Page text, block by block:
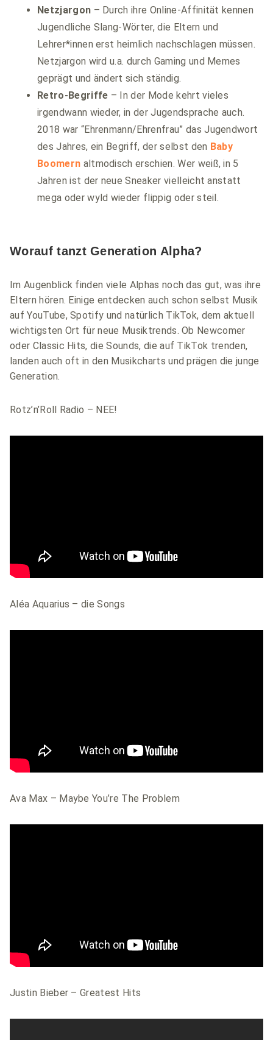
Netzjargon – Durch ihre Online-Affinität kennen
Jugendliche Slang-Wörter, die Eltern und
Lehrer*innen erst heimlich nachschlagen müssen.
Netzjargon wird u.a. durch Gaming und Memes
geprägt und ändert sich ständig.
Retro-Begriffe – In der Mode kehrt vieles
irgendwann wieder, in der Jugendsprache auch.
2018 war “Ehrenmann/Ehrenfrau” das Jugendwort
des Jahres, ein Begriff, der selbst den Baby
Boomern altmodisch erschien. Wer weiß, in 5
Jahren ist der neue Sneaker vielleicht anstatt
mega oder wyld wieder flippig oder steil.
Worauf tanzt Generation Alpha?
Im Augenblick finden viele Alphas noch das gut, was ihre
Eltern hören. Einige entdecken auch schon selbst Musik
auf YouTube, Spotify und natürlich TikTok, dem aktuell
wichtigsten Ort für neue Musiktrends. Ob Newcomer
oder Classic Hits, die Sounds, die auf TikTok trenden,
landen auch oft in den Musikcharts und prägen die junge
Generation.
Rotz’n’Roll Radio – NEE!
Aléa Aquarius – die Songs
Ava Max – Maybe You’re The Problem
Justin Bieber – Greatest Hits